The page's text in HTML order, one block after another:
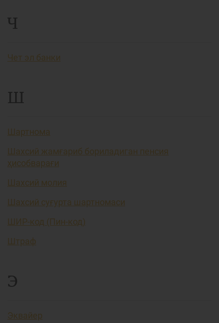
Ч
Чет эл банки
Ш
Шартнома
Шахсий жамғариб бориладиган пенсия
ҳисобварағи
Шахсий молия
Шахсий суғурта шартномаси
ШИР-код (Пин-код)
Штраф
Э
Эквайер